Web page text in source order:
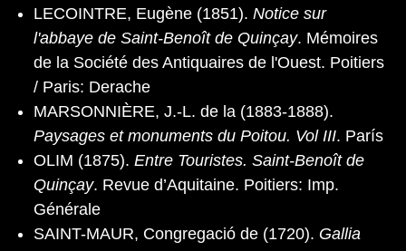
LECOINTRE, Eugène (1851). Notice sur
l'abbaye de Saint-Benoît de Quinçay. Mémoires
de la Société des Antiquaires de l'Ouest. Poitiers
/ Paris: Derache
MARSONNIÈRE, J.-L. de la (1883-1888).
Paysages et monuments du Poitou. Vol III. París
OLIM (1875). Entre Touristes. Saint-Benoît de
Quinçay. Revue d’Aquitaine. Poitiers: Imp.
Générale
SAINT-MAUR, Congregació de (1720). Gallia